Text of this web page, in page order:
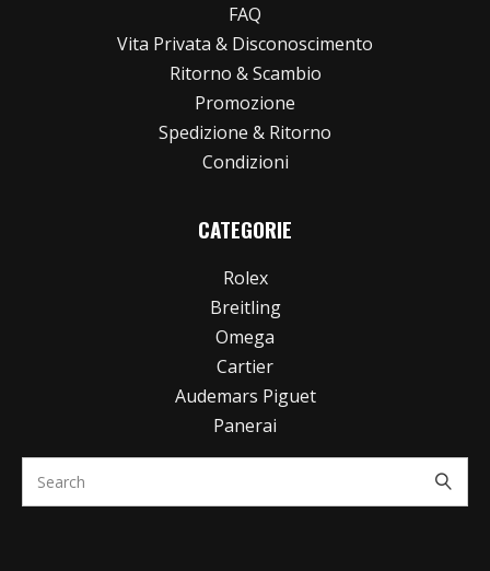
FAQ
Vita Privata & Disconoscimento
Ritorno & Scambio
Promozione
Spedizione & Ritorno
Condizioni
CATEGORIE
Rolex
Breitling
Omega
Cartier
Audemars Piguet
Panerai